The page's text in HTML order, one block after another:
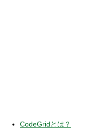
CodeGridとは？